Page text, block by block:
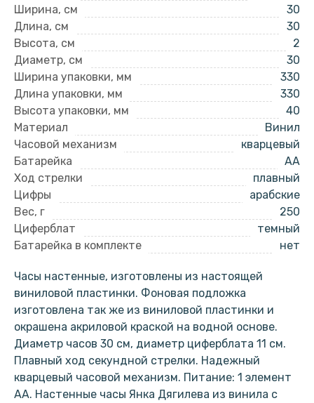
Ширина, см
30
Длина, см
30
Высота, см
2
Диаметр, см
30
Ширина упаковки, мм
330
Длина упаковки, мм
330
Высота упаковки, мм
40
Материал
Винил
Часовой механизм
кварцевый
Батарейка
AA
Ход стрелки
плавный
Цифры
арабские
Вес, г
250
Циферблат
темный
Батарейка в комплекте
нет
Часы настенные, изготовлены из настоящей
виниловой пластинки. Фоновая подложка
изготовлена так же из виниловой пластинки и
окрашена акриловой краской на водной основе.
Диаметр часов 30 см, диаметр циферблата 11 см.
Плавный ход секундной стрелки. Надежный
кварцевый часовой механизм. Питание: 1 элемент
АА. Настенные часы Янка Дягилева из винила с